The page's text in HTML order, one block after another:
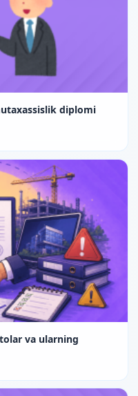
diplomi
va ularning